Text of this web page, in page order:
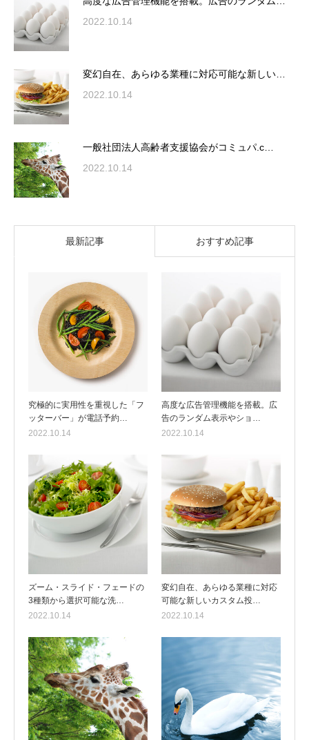
2022.10.14
変幻自在、あらゆる業種に対応可能な新しい…
2022.10.14
一般社団法人高齢者支援協会がコミュパ.c…
2022.10.14
最新記事 おすすめ記事
究極的に実用性を重視した「フ
ッターバー」が電話予約…
2022.10.14
高度な広告管理機能を搭載。広
告のランダム表示やショ…
2022.10.14
ズーム・スライド・フェードの
3種類から選択可能な洗…
2022.10.14
変幻自在、あらゆる業種に対応
可能な新しいカスタム投…
2022.10.14